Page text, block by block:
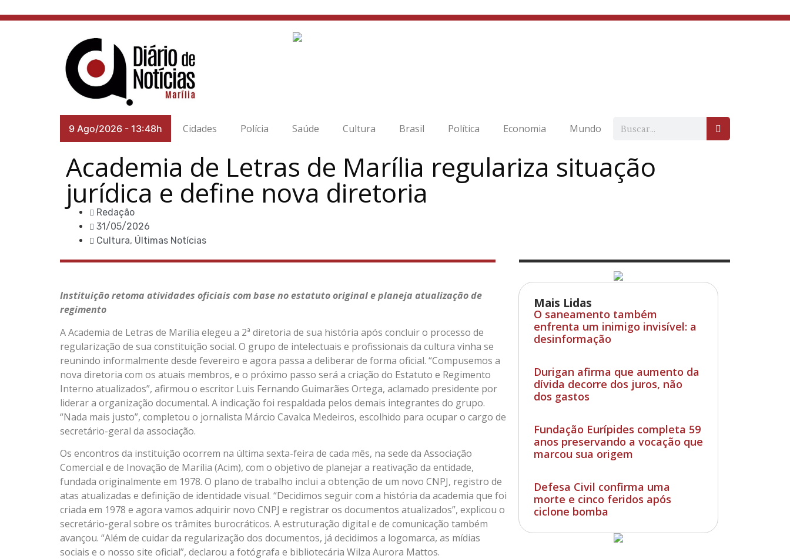
9 Ago/2026 - 13:48h Cidades Polícia Saúde Cultura Brasil Política Economia Mundo
Academia de Letras de Marília regulariza situação
jurídica e define nova diretoria
Redação
31/05/2026
Cultura, Últimas Notícias
Mais Lidas
O saneamento também
enfrenta um inimigo invisível: a
desinformação
Durigan afirma que aumento da
dívida decorre dos juros, não
dos gastos
Fundação Eurípides completa 59
anos preservando a vocação que
marcou sua origem
Defesa Civil confirma uma
morte e cinco feridos após
ciclone bomba
Instituição retoma atividades oficiais com base no estatuto original e planeja atualização de
regimento
A Academia de Letras de Marília elegeu a 2ª diretoria de sua história após concluir o processo de
regularização de sua constituição social. O grupo de intelectuais e profissionais da cultura vinha se
reunindo informalmente desde fevereiro e agora passa a deliberar de forma oficial. “Compusemos a
nova diretoria com os atuais membros, e o próximo passo será a criação do Estatuto e Regimento
Interno atualizados”, afirmou o escritor Luis Fernando Guimarães Ortega, aclamado presidente por
liderar a organização documental. A indicação foi respaldada pelos demais integrantes do grupo.
“Nada mais justo”, completou o jornalista Márcio Cavalca Medeiros, escolhido para ocupar o cargo de
secretário-geral da associação.
Os encontros da instituição ocorrem na última sexta-feira de cada mês, na sede da Associação
Comercial e de Inovação de Marília (Acim), com o objetivo de planejar a reativação da entidade,
fundada originalmente em 1978. O plano de trabalho inclui a obtenção de um novo CNPJ, registro de
atas atualizadas e definição de identidade visual. “Decidimos seguir com a história da academia que foi
criada em 1978 e agora vamos adquirir novo CNPJ e registrar os documentos atualizados”, explicou o
secretário-geral sobre os trâmites burocráticos. A estruturação digital e de comunicação também
avançou. “Além de cuidar da regularização dos documentos, já decidimos a logomarca, as mídias
sociais e o nosso site oficial”, declarou a fotógrafa e bibliotecária Wilza Aurora Mattos.